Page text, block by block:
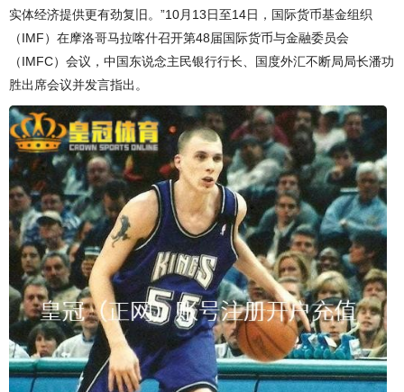
实体经济提供更有劲复旧。”10月13日至14日，国际货币基金组织
（IMF）在摩洛哥马拉喀什召开第48届国际货币与金融委员会
（IMFC）会议，中国东说念主民银行行长、国度外汇不断局局长潘功
胜出席会议并发言指出。